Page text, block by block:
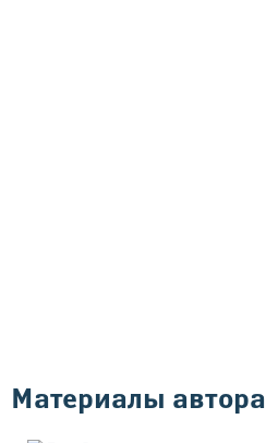
Вы здесь
Материалы автора